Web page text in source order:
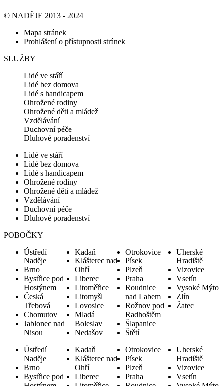
© NADĚJE 2013 - 2024
Mapa stránek
Prohlášení o přístupnosti stránek
SLUŽBY
Lidé ve stáří
Lidé bez domova
Lidé s handicapem
Ohrožené rodiny
Ohrožené děti a mládež
Vzdělávání
Duchovní péče
Dluhové poradenství
Lidé ve stáří
Lidé bez domova
Lidé s handicapem
Ohrožené rodiny
Ohrožené děti a mládež
Vzdělávání
Duchovní péče
Dluhové poradenství
POBOČKY
Ústředí
Naděje
Brno
Bystřice pod
Hostýnem
Česká
Třebová
Chomutov
Jablonec nad
Nisou
Kadaň
Klášterec nad
Ohří
Liberec
Litoměřice
Litomyšl
Lovosice
Mladá
Boleslav
Nedašov
Otrokovice
Písek
Plzeň
Praha
Roudnice
nad Labem
Rožnov pod
Radhoštěm
Šlapanice
Štětí
Uherské
Hradiště
Vizovice
Vsetín
Vysoké Mýto
Zlín
Žatec
Ústředí
Naděje
Brno
Bystřice pod
Kadaň
Klášterec nad
Ohří
Liberec
Otrokovice
Písek
Plzeň
Praha
Uherské
Hradiště
Vizovice
Vsetín